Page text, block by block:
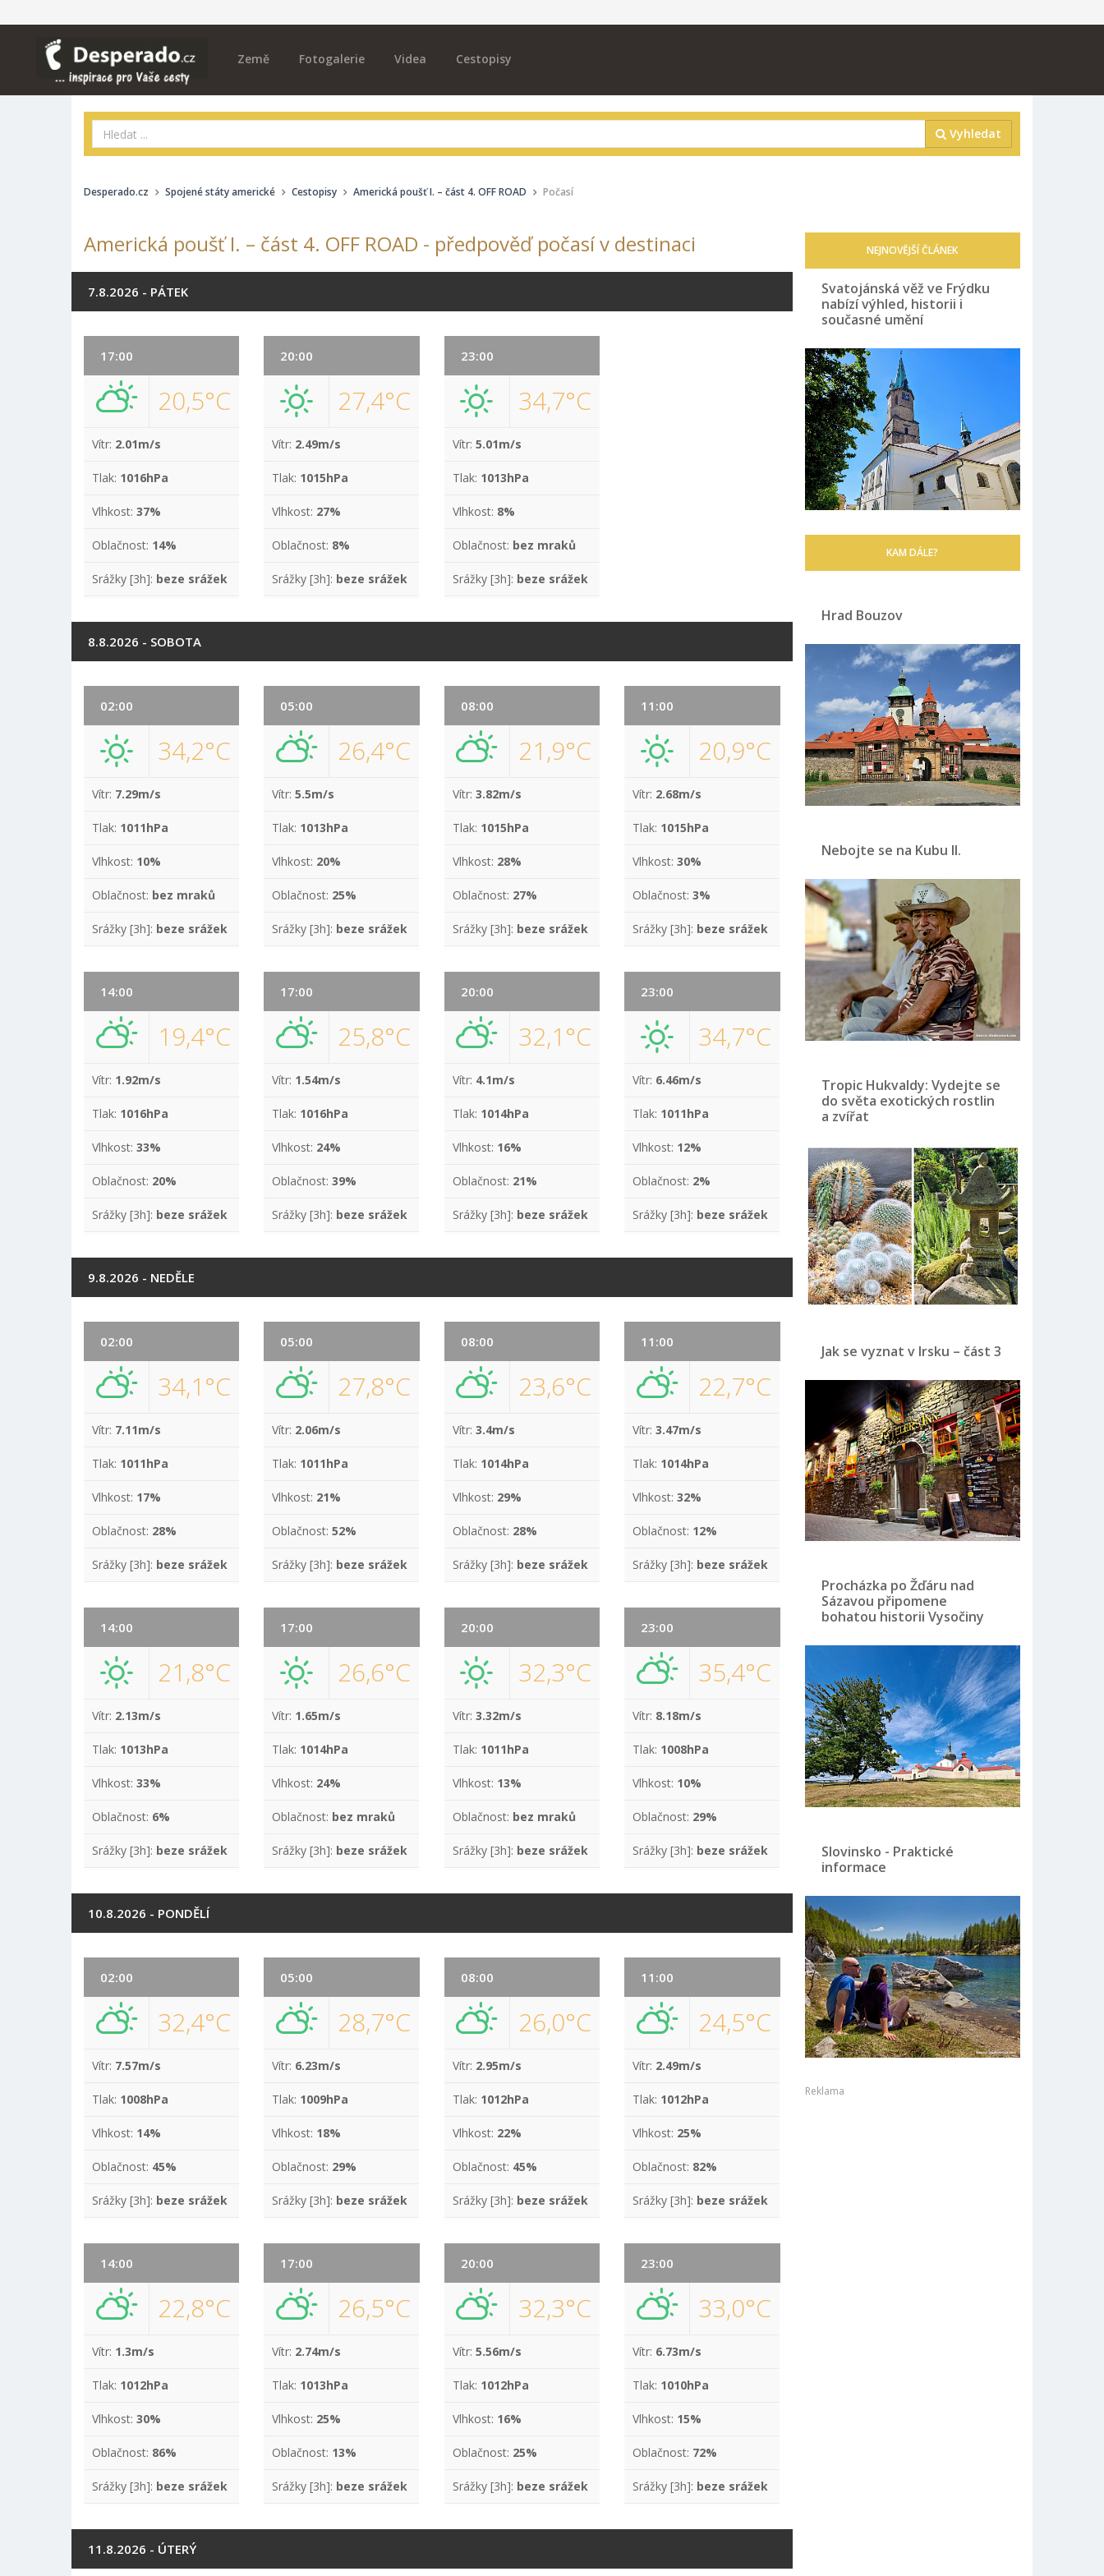
Země Fotogalerie Videa Cestopisy
Vyhledat
Desperado.cz Spojené státy americké Cestopisy Americká poušť I. – část 4. OFF ROAD Počasí
Americká poušť I. – část 4. OFF ROAD - předpověď počasí v destinaci
7.8.2026 - PÁTEK
17:00
20,5°C
Vítr: 2.01m/s
Tlak: 1016hPa
Vlhkost: 37%
Oblačnost: 14%
Srážky [3h]: beze srážek
20:00
27,4°C
Vítr: 2.49m/s
Tlak: 1015hPa
Vlhkost: 27%
Oblačnost: 8%
Srážky [3h]: beze srážek
23:00
34,7°C
Vítr: 5.01m/s
Tlak: 1013hPa
Vlhkost: 8%
Oblačnost: bez mraků
Srážky [3h]: beze srážek
8.8.2026 - SOBOTA
02:00
34,2°C
Vítr: 7.29m/s
Tlak: 1011hPa
Vlhkost: 10%
Oblačnost: bez mraků
Srážky [3h]: beze srážek
05:00
26,4°C
Vítr:5.5m/s
Tlak: 1013hPa
Vlhkost: 20%
Oblačnost: 25%
Srážky [3h]: beze srážek
08:00
21,9°C
Vítr: 3.82m/s
Tlak: 1015hPa
Vlhkost: 28%
Oblačnost: 27%
Srážky [3h]: beze srážek
11:00
20,9°C
Vítr: 2.68m/s
Tlak: 1015hPa
Vlhkost:30%
Oblačnost:3%
Srážky [3h]: beze srážek
14:00
19,4°C
Vítr: 1.92m/s
Tlak: 1016hPa
Vlhkost: 33%
Oblačnost: 20%
Srážky [3h]: beze srážek
17:00
25,8°C
Vítr: 1.54m/s
Tlak: 1016hPa
Vlhkost: 24%
Oblačnost:39%
Srážky [3h]: beze srážek
20:00
32,1°C
Vítr: 4.1m/s
Tlak: 1014hPa
Vlhkost: 16%
Oblačnost: 21%
Srážky [3h]: beze srážek
23:00
34,7°C
Vítr: 6.46m/s
Tlak: 1011hPa
Vlhkost: 12%
Oblačnost: 2%
Srážky [3h]: beze srážek
9.8.2026 - NEDĚLE
02:00
34,1°C
Vítr: 7.11m/s
Tlak: 1011hPa
Vlhkost: 17%
Oblačnost: 28%
Srážky [3h]: beze srážek
05:00
27,8°C
Vítr: 2.06m/s
Tlak: 1011hPa
Vlhkost: 21%
Oblačnost:52%
Srážky [3h]: beze srážek
08:00
23,6°C
Vítr: 3.4m/s
Tlak: 1014hPa
Vlhkost: 29%
Oblačnost: 28%
Srážky [3h]: beze srážek
11:00
22,7°C
Vítr:3.47m/s
Tlak: 1014hPa
Vlhkost:32%
Oblačnost: 12%
Srážky [3h]: beze srážek
14:00
21,8°C
Vítr: 2.13m/s
Tlak: 1013hPa
Vlhkost: 33%
Oblačnost: 6%
Srážky [3h]: beze srážek
17:00
26,6°C
Vítr: 1.65m/s
Tlak: 1014hPa
Vlhkost: 24%
Oblačnost: bez mraků
Srážky [3h]: beze srážek
20:00
32,3°C
Vítr: 3.32m/s
Tlak: 1011hPa
Vlhkost: 13%
Oblačnost: bez mraků
Srážky [3h]: beze srážek
23:00
35,4°C
Vítr: 8.18m/s
Tlak: 1008hPa
Vlhkost: 10%
Oblačnost: 29%
Srážky [3h]: beze srážek
10.8.2026 - PONDĚLÍ
02:00
32,4°C
Vítr: 7.57m/s
Tlak: 1008hPa
Vlhkost: 14%
Oblačnost: 45%
Srážky [3h]: beze srážek
05:00
28,7°C
Vítr: 6.23m/s
Tlak: 1009hPa
Vlhkost: 18%
Oblačnost: 29%
Srážky [3h]: beze srážek
08:00
26,0°C
Vítr: 2.95m/s
Tlak: 1012hPa
Vlhkost: 22%
Oblačnost: 45%
Srážky [3h]: beze srážek
11:00
24,5°C
Vítr: 2.49m/s
Tlak: 1012hPa
Vlhkost: 25%
Oblačnost: 82%
Srážky [3h]: beze srážek
14:00
22,8°C
Vítr: 1.3m/s
Tlak: 1012hPa
Vlhkost: 30%
Oblačnost: 86%
Srážky [3h]: beze srážek
17:00
26,5°C
Vítr: 2.74m/s
Tlak: 1013hPa
Vlhkost: 25%
Oblačnost: 13%
Srážky [3h]: beze srážek
20:00
32,3°C
Vítr: 5.56m/s
Tlak: 1012hPa
Vlhkost: 16%
Oblačnost: 25%
Srážky [3h]: beze srážek
23:00
33,0°C
Vítr: 6.73m/s
Tlak: 1010hPa
Vlhkost: 15%
Oblačnost: 72%
Srážky [3h]: beze srážek
11.8.2026 - ÚTERÝ
NEJNOVĚJŠÍ ČLÁNEK
Svatojánská věž ve Frýdku
nabízí výhled, historii i
současné umění
KAM DÁLE?
Hrad Bouzov
Nebojte se na Kubu II.
Tropic Hukvaldy: Vydejte se
do světa exotických rostlin
a zvířat
Jak se vyznat v Irsku – část 3
Procházka po Žďáru nad
Sázavou připomene
bohatou historii Vysočiny
Slovinsko - Praktické
informace
Reklama